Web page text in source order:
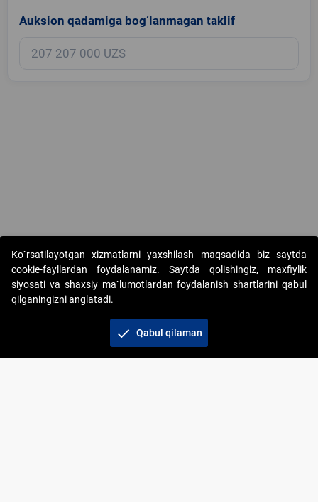
Auksion qadamiga bog‘lanmagan taklif
Copyright © 2017-2026. "Elektron onlayn-auksionlarni tashkil etish"
AJ. Barcha huquqlar himoyalangan
+998 71 202-21-11
Ko`rsatilayotgan xizmatlarni yaxshilash maqsadida biz saytda
cookie-fayllardan foydalanamiz. Saytda qolishingiz, maxfiylik
siyosati va shaxsiy ma`lumotlardan foydalanish shartlarini qabul
qilganingizni anglatadi.
check Qabul qilaman